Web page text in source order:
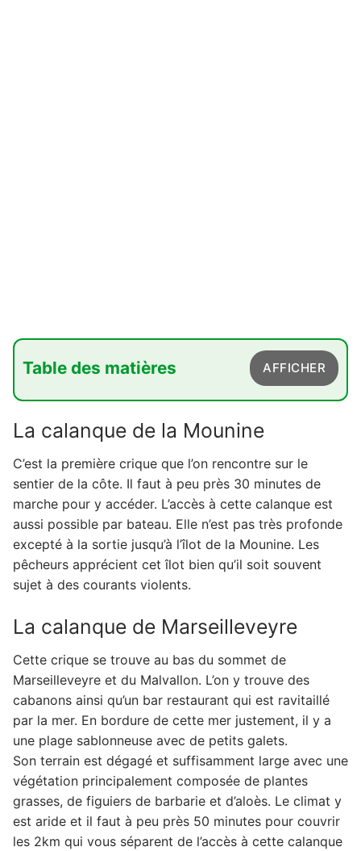
Table des matières AFFICHER
2. La calanque de Marseilleveyre
3. La calanque des Queyrons
4. La calanque de Podestat
5. La calanque de l'Escu
6. La calanque de Sormiou
7. La calanque de Morgiou
9. La calanque de l'œil de verre
10. La calanque du Devenson
11. La calanque de l'Eissadon
12. La calanque de l'Oule
13. La calanque D'En-Vau
14. La calanque de Port-pin
15. La calanque de Port-Miou
La calanque de la Mounine
C’est la première crique que l’on rencontre sur le
sentier de la côte. Il faut à peu près 30 minutes de
marche pour y accéder. L’accès à cette calanque est
aussi possible par bateau. Elle n’est pas très profonde
excepté à la sortie jusqu’à l’îlot de la Mounine. Les
pêcheurs apprécient cet îlot bien qu’il soit souvent
sujet à des courants violents.
La calanque de Marseilleveyre
Cette crique se trouve au bas du sommet de
Marseilleveyre et du Malvallon. L’on y trouve des
cabanons ainsi qu’un bar restaurant qui est ravitaillé
par la mer. En bordure de cette mer justement, il y a
une plage sablonneuse avec de petits galets.
Son terrain est dégagé et suffisamment large avec une
végétation principalement composée de plantes
grasses, de figuiers de barbarie et d’aloès. Le climat y
est aride et il faut à peu près 50 minutes pour couvrir
les 2km qui vous séparent de l’accès à cette calanque